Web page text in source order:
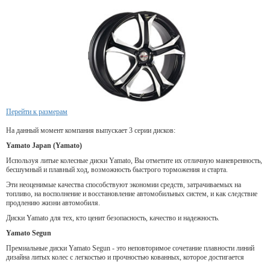
Перейти к размерам
На данный момент компания выпускает 3 серии дисков:
Yamato Japan (Yamato)
Используя литые колесные диски Yamato, Вы отметите их отличную маневренность,
бесшумный и плавный ход, возможность быстрого торможения и старта.
Эти неоценимые качества способствуют экономии средств, затрачиваемых на
топливо, на восполнение и восстановление автомобильных систем, и как следствие
продлению жизни автомобиля.
Диски Yamato для тех, кто ценит безопасность, качество и надежность.
Yamato Segun
Премиальные диски Yamato Segun - это неповторимое сочетание плавности линий
дизайна литых колес с легкостью и прочностью кованных, которое достигается